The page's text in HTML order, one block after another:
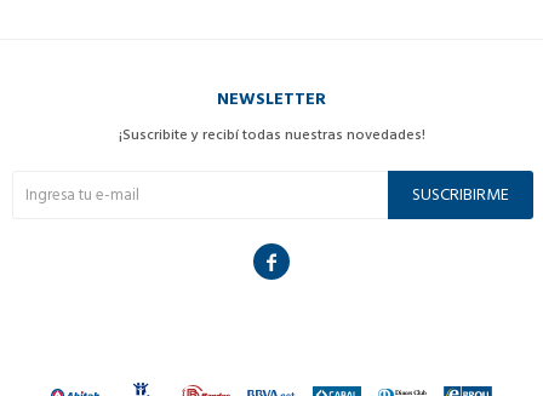
NEWSLETTER
¡Suscribite y recibí todas nuestras novedades!
SUSCRIBIRME
